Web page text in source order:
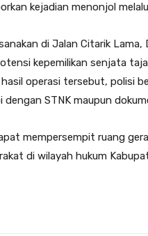
kejadian menonjol
di Jalan Citarik
kepemilikan senjata
operasi tersebut, polisi
STNK maupun
mempersempit ruang
di wilayah hukum